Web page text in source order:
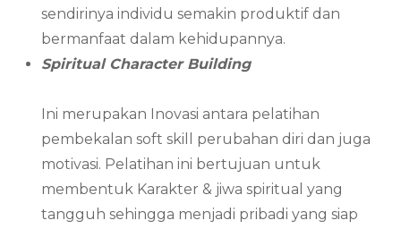
sendirinya individu semakin produktif dan
bermanfaat dalam kehidupannya.
Spiritual Character Building
Ini merupakan Inovasi antara pelatihan
pembekalan soft skill perubahan diri dan juga
motivasi. Pelatihan ini bertujuan untuk
membentuk Karakter & jiwa spiritual yang
tangguh sehingga menjadi pribadi yang siap